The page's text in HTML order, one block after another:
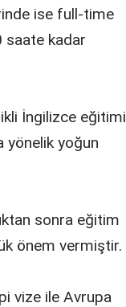
ise full-time
saate kadar
İngilizce eğitimi
yönelik yoğun
sonra eğitim
önem vermiştir.
vize ile Avrupa